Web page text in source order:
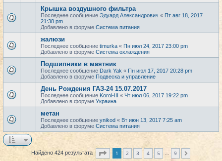
Крышка воздушного фильтра
Последнее сообщение Эдуард Александрович « Пт авг 18, 2017
21:38 pm
Добавлено в форуме Система питания
жалюзи
Последнее сообщение timurka « Пн июл 24, 2017 23:00 pm
Добавлено в форуме Система охлаждения
Подшипники в маятник
Последнее сообщение Dark Yak « Пн июл 17, 2017 20:28 pm
Добавлено в форуме Подвеска и управление
День Рождения ГАЗ-24 15.07.2017
Последнее сообщение Korol-III « Чт июл 06, 2017 19:22 pm
Добавлено в форуме Украина
метан
Последнее сообщение ynikod « Вт июн 13, 2017 7:25 am
Добавлено в форуме Система питания
Найдено 424 результата Страница из
1 2 3 4 5 9